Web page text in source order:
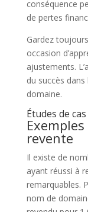
conséquence
de pertes
Gardez
occasion
ajustements.
du succès
domaine.
Études de
revente
Il existe de
ayant réussi à
remarquables.
nom de